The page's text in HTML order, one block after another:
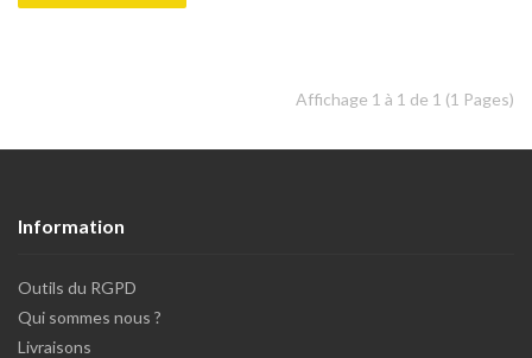
Affichage 1 à 1 de 1 (1 Pages)
Information
Outils du RGPD
Qui sommes nous ?
Livraisons